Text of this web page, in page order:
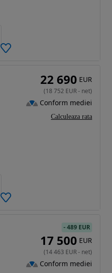
22 690 EUR
(18 752 EUR- net)
Conform mediei
Calculeaza rata
-489 EUR
17 500 EUR
(14 463 EUR- net)
Conform mediei